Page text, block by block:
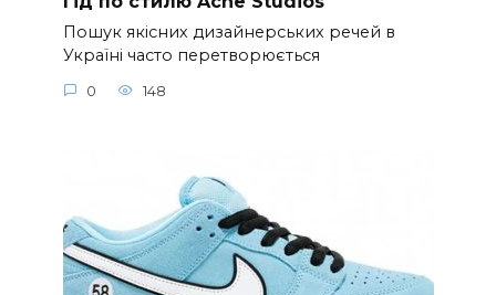
Пошук якісних дизайнерських речей в
Україні часто перетворюється
0 148